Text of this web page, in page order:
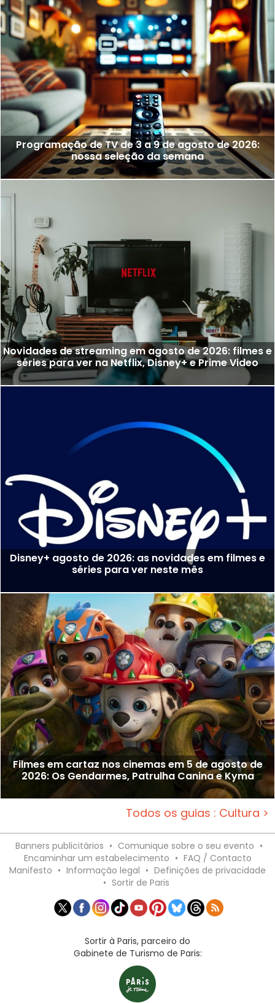
Programação de TV de 3 a 9 de agosto de 2026:
nossa seleção da semana
Novidades de streaming em agosto de 2026: filmes e
séries para ver na Netflix, Disney+ e Prime Video
Disney+ agosto de 2026: as novidades em filmes e
séries para ver neste mês
Filmes em cartaz nos cinemas em 5 de agosto de
2026: Os Gendarmes, Patrulha Canina e Kyma
Todos os guias : Cultura >
Banners publicitários • Comunique sobre o seu evento •
Encaminhar um estabelecimento • FAQ / Contacto
Manifesto • Informação legal • Definições de privacidade
• Sortir de Paris
Sortir à Paris, parceiro do
Gabinete de Turismo de Paris: